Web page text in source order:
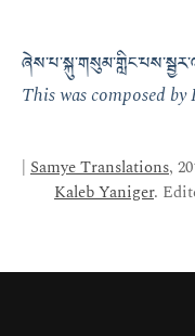
This was composed
| Samye Translations,
Kaleb Yaniger.